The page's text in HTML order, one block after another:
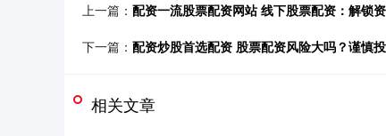
上一篇： 配资一流股票配资网站 线下股票配资：解锁
下一篇： 配资炒股首选配资 股票配资风险大吗？谨慎
相关文章